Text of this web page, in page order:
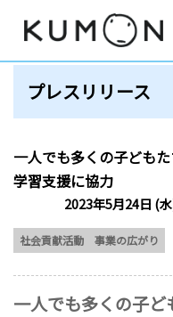
プレスリリース
一人でも多くの子ども
学習支援に協力
2023年5月24日 (
社会貢献活動 事業の広がり
一人でも多くの子